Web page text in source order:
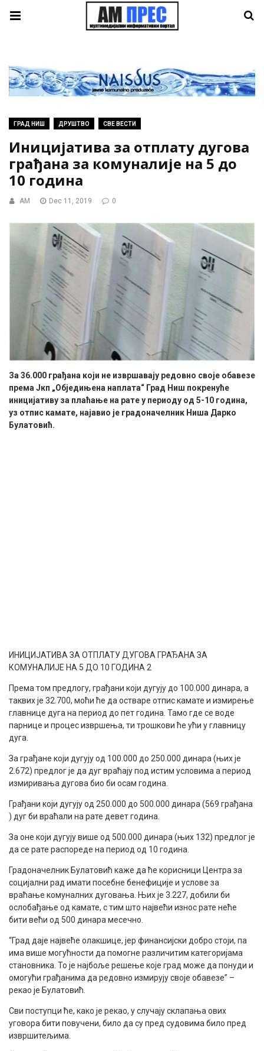
ГРАД НИШ ДРУШТВО СВЕ ВЕСТИ
Иницијатива за отплату дугова
грађана за комуналије на 5 до
10 година
AM Dec 11, 2019 0
За 36.000 грађана који не извршавају редовно своје обавезе
према Јкп „Обједињена наплата“ Град Ниш покренуће
иницијативу за плаћање на рате у периоду од 5-10 година,
уз отпис камате, најавио је градоначелник Ниша Дарко
Булатовић.
ИНИЦИЈАТИВА ЗА ОТПЛАТУ ДУГОВА ГРАЂАНА ЗА
КОМУНАЛИЈЕ НА 5 ДО 10 ГОДИНА 2
Према том предлогу, грађани који дугују до 100.000 динара, а
таквих је 32.700, моћи ће да остваре отпис камате и измирење
главнице дуга на период до пет година. Тамо где се воде
парнице и процес извршења, ти трошкови ће ући у главницу
дуга.
За грађане који дугују од 100.000 до 250.000 динара (њих је
2.672) предлог је да дуг враћају под истим условима а период
измиривања дугова био би осам година.
Грађани који дугују од 250.000 до 500.000 динара (569 грађана
) дуг би враћали на рате девет година.
За оне који дугују више од 500.000 динара (њих 132) предлог је
да се рате распореде на период од 10 година.
Градоначелник Булатовић каже да ће корисници Центра за
социјални рад имати посебне бенефиције и услове за
враћање комуналних дуговања. Њих је 3.227, добили би
ослобађање од камате, с тим што највећи износ рате неће
бити већи од 500 динара месечно.
“Град даје највеће олакшице, јер финансијски добро стоји, па
има више могућности да помогне различитим категоријама
становника. То је најбоље решење које град може да понуди и
омогући грађанима да редовно измирују своје обавезе” –
рекао је Булатовић.
Сви поступци ће, како је рекао, у случају склапања ових
уговора бити повучени, било да су пред судовима било пред
извршитељима.